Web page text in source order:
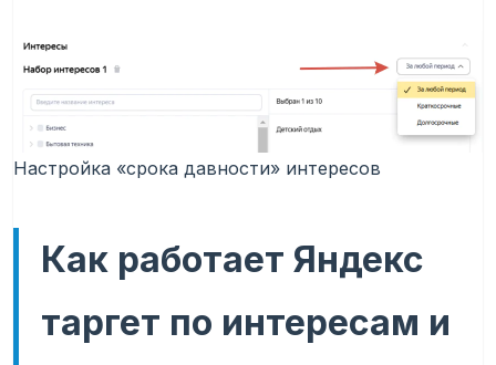
Настройка «срока давности» интересов
Как работает Яндекс
таргет по интересам и